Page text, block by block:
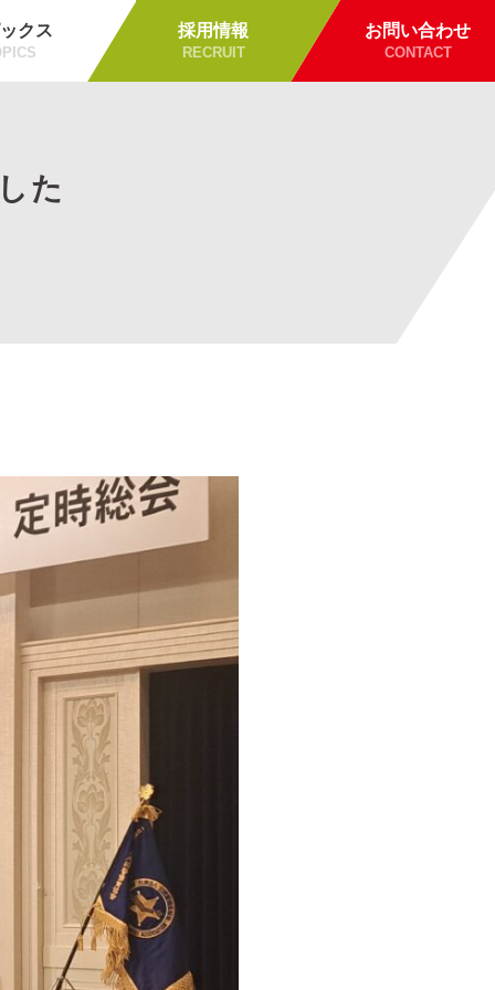
クス 採用情報
RECRUIT
お問い合わせ
CONTACT
た